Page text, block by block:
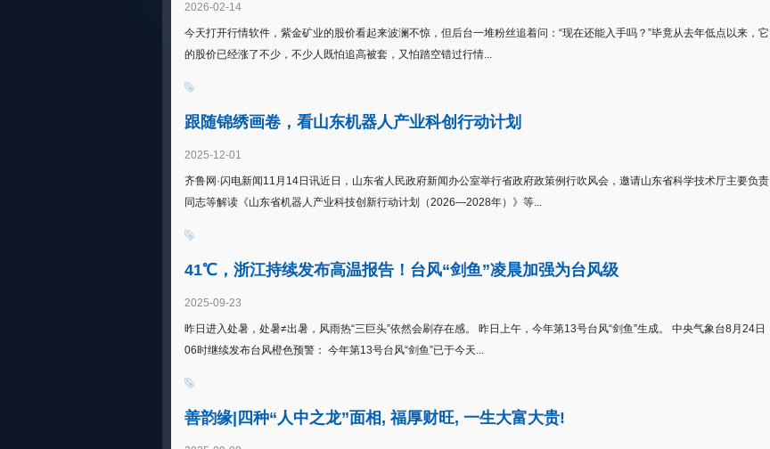
2026-02-14
今天打开行情软件，紫金矿业的股价看起来波澜不惊，但后台一堆粉丝追着问：“现在还能入手吗？”毕竟从去年低点以来，它
的股价已经涨了不少，不少人既怕追高被套，又怕踏空错过行情...
跟随锦绣画卷，看山东机器人产业科创行动计划
2025-12-01
齐鲁网·闪电新闻11月14日讯近日，山东省人民政府新闻办公室举行省政府政策例行吹风会，邀请山东省科学技术厅主要负责
同志等解读《山东省机器人产业科技创新行动计划（2026—2028年）》等...
41℃，浙江持续发布高温报告！台风“剑鱼”凌晨加强为台风级
2025-09-23
昨日进入处暑，处暑≠出暑，风雨热“三巨头”依然会刷存在感。 昨日上午，今年第13号台风“剑鱼”生成。 中央气象台8月24日
06时继续发布台风橙色预警： 今年第13号台风“剑鱼”已于今天...
善韵缘|四种“人中之龙”面相, 福厚财旺, 一生大富大贵!